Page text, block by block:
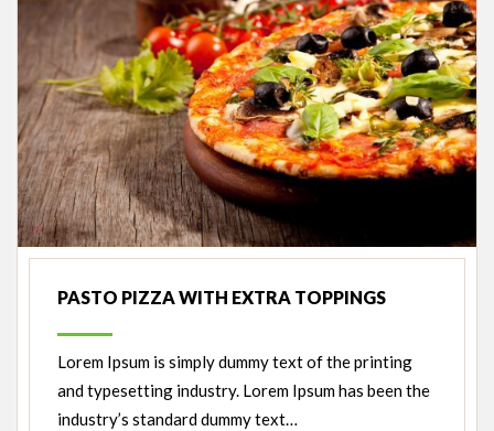
PASTO PIZZA WITH EXTRA TOPPINGS
Lorem Ipsum is simply dummy text of the printing
and typesetting industry. Lorem Ipsum has been the
industry’s standard dummy text…